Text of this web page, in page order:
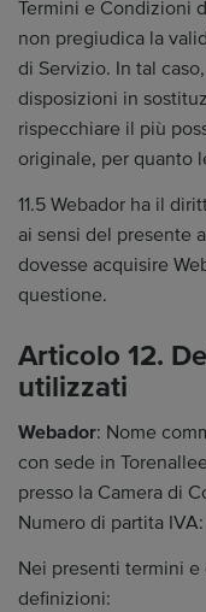
Termini e Condizioni
non pregiudica la
di Servizio. In tal
disposizioni in
rispecchiare il più
originale, per quanto
11.5 Webador ha il
ai sensi del presente
dovesse acquisire
questione.
Articolo 12.
utilizzati
Webador: Nome
con sede in
presso la Camera di
Numero di partita
Nei presenti termini
definizioni: